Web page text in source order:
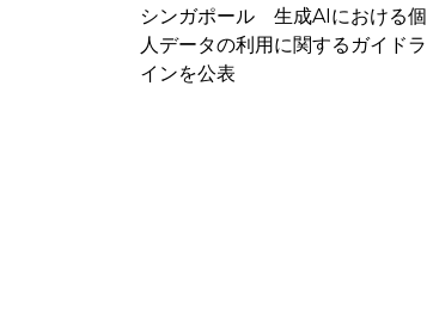
シンガポール 生成AIにおける個
人データの利用に関するガイドラ
インを公表